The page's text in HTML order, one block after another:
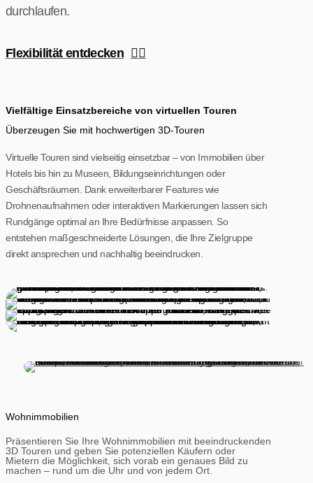
durchlaufen.
Flexibilität entdecken
Vielfältige Einsatzbereiche von virtuellen Touren
Überzeugen Sie mit hochwertigen 3D-Touren
Virtuelle Touren sind vielseitig einsetzbar – von Immobilien über
Hotels bis hin zu Museen, Bildungseinrichtungen oder
Geschäftsräumen. Dank erweiterbarer Features wie
Drohnenaufnahmen oder interaktiven Markierungen lassen sich
Rundgänge optimal an Ihre Bedürfnisse anpassen. So
entstehen maßgeschneiderte Lösungen, die Ihre Zielgruppe
direkt ansprechen und nachhaltig beeindrucken.
Wohn­immobilien
Präsentieren Sie Ihre Wohnimmobilien mit beeindruckenden
3D Touren und geben Sie potenziellen Käufern oder
Mietern die Möglichkeit, sich vorab ein genaues Bild zu
machen – rund um die Uhr und von jedem Ort.